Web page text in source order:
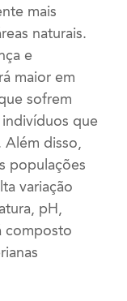
mais
naturais.
e
maior em
sofrem
que
Além disso,
populações
variação
pH,
composto